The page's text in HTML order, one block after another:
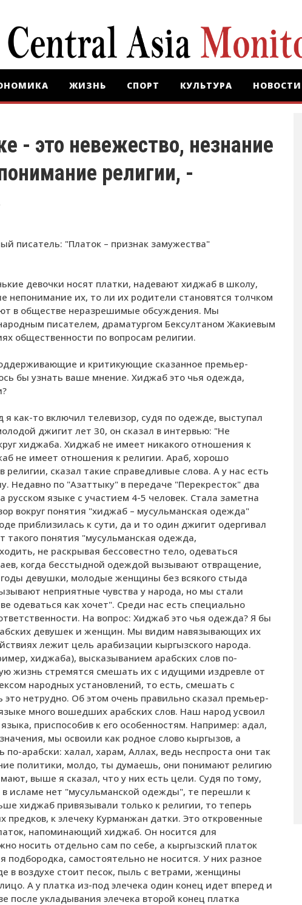
ЖИЗНЬ СПОРТ КУЛЬТУРА НОВОСТИ
- это невежество, незнание
религии, -
писатель: "Платок – признак замужества"
девочки носят платки, надевают хиджаб в школу,
непонимание их, то ли их родители становятся толчком
в обществе неразрешимые обсуждения. Мы
писателем, драматургом Бексултаном Жакиевым
общественности по вопросам религии.
и критикующие сказанное премьер-
бы узнать ваше мнение. Хиджаб это чья одежда,
как-то включил телевизор, судя по одежде, выступал
джигит лет 30, он сказал в интервью: "Не
хиджаба. Хиджаб не имеет никакого отношения к
не имеет отношения к религии. Араб, хорошо
сказал такие справедливые слова. А у нас есть
Недавно по "Азаттыку" в передаче "Перекресток" два
языке с участием 4-5 человек. Стала заметна
вокруг понятия "хиджаб – мусульманская одежда"
приблизилась к сути, да и то один джигит одергивал
такого понятия "мусульманская одежда,
не раскрывая бессовестно тело, одеваться
когда бесстыдной одеждой вызывают отвращение,
девушки, молодые женщины без всякого стыда
неприятные чувства у народа, но мы стали
одеваться как хочет". Среди нас есть специально
На вопрос: Хиджаб это чья одежда? Я бы
девушек и женщин. Мы видим навязывающих их
лежит цель арабизации кыргызского народа.
хиджаба), высказыванием арабских слов по-
жизнь стремятся смешать их с идущими издревле от
народных установлений, то есть, смешать с
нетрудно. Об этом очень правильно сказал премьер-
много вошедших арабских слов. Наш народ усвоил
приспособив к его особенностям. Например: адал,
мы освоили как родное слово кыргызов, а
по-арабски: халал, харам, Аллах, ведь неспроста они так
политики, молдо, ты думаешь, они понимают религию
выше я сказал, что у них есть цели. Судя по тому,
исламе нет "мусульманской одежды", те перешли к
хиджаб привязывали только к религии, то теперь
к элечеку Курманжан датки. Это откровенные
напоминающий хиджаб. Он носится для
носить отдельно сам по себе, а кыргызский платок
подбородка, самостоятельно не носится. У них разное
в воздухе стоит песок, пыль с ветрами, женщины
А у платка из-под элечека один конец идет вперед и
после укладывания элечека второй конец платка